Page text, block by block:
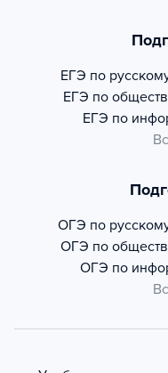
ЕГЭ по
ЕГЭ по
ЕГЭ по
ОГЭ по
ОГЭ по
ОГЭ по